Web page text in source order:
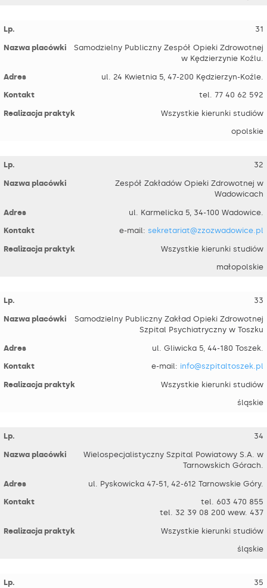
31
Samodzielny Publiczny Zespół Opieki Zdrowotnej
w Kędzierzynie Koźlu.
ul. 24 Kwietnia 5, 47-200 Kędzierzyn-Koźle.
tel. 77 40 62 592
Wszystkie kierunki studiów
opolskie
32
Zespół Zakładów Opieki Zdrowotnej w
Wadowicach
ul. Karmelicka 5, 34-100 Wadowice.
e-mail: sekretariat@zzozwadowice.pl
Wszystkie kierunki studiów
małopolskie
33
Samodzielny Publiczny Zakład Opieki Zdrowotnej
Szpital Psychiatryczny w Toszku
ul. Gliwicka 5, 44-180 Toszek.
e-mail: info@szpitaltoszek.pl
Wszystkie kierunki studiów
śląskie
34
Wielospecjalistyczny Szpital Powiatowy S.A. w
Tarnowskich Górach.
ul. Pyskowicka 47-51, 42-612 Tarnowskie Góry.
tel. 603 470 855
tel. 32 39 08 200 wew. 437
Wszystkie kierunki studiów
śląskie
35